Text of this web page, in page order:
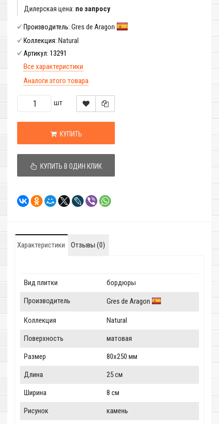
Дилерская цена: по запросу
Производитель: Gres de Aragon
Коллекция: Natural
Артикул: 13291
Все характеристики
Аналоги этого товара
шт
КУПИТЬ
КУПИТЬ В ОДИН КЛИК
Характеристики Отзывы (0)
Вид плитки бордюры
Производитель Gres de Aragon
Коллекция Natural
Поверхность матовая
Размер 80x250 мм
Длина 25 см
Ширина 8 см
Рисунок камень